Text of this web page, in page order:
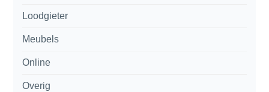
Loodgieter
Meubels
Online
Overig